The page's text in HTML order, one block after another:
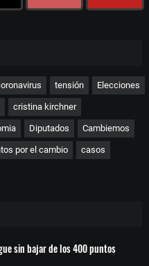
tensión Elecciones
cristina kirchner
Diputados Cambiemos
por el cambio casos
sin bajar de los 400 puntos